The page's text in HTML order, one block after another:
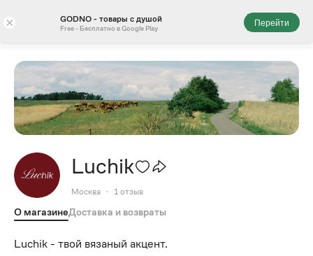
× GODNO - товары с душой
Free - Бесплатно в Google Play
Перейти
Luchik
Москва 1 отзыв
О магазинеДоставка и возвраты
Luchik - твой вязаный акцент.